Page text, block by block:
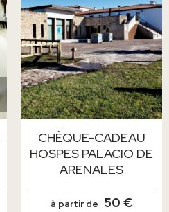
CHÈQUE-CADEAU
HOSPES PALACIO DE
ARENALES
à partir de 50 €